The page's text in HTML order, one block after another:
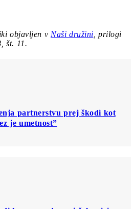
objavljen v Naši družini , prilogi
št. 11.
partnerstvu prej škodi kot
je umetnost”